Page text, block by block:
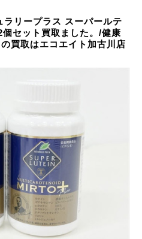
リープラス スーパールテ
セット買取ました。/健康
買取はエコエイト加古川店